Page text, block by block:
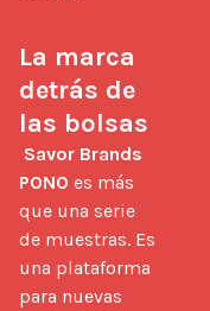
La marca
detrás de
las bolsas
Savor Brands
PONO es más
que una serie
de muestras. Es
una plataforma
para nuevas